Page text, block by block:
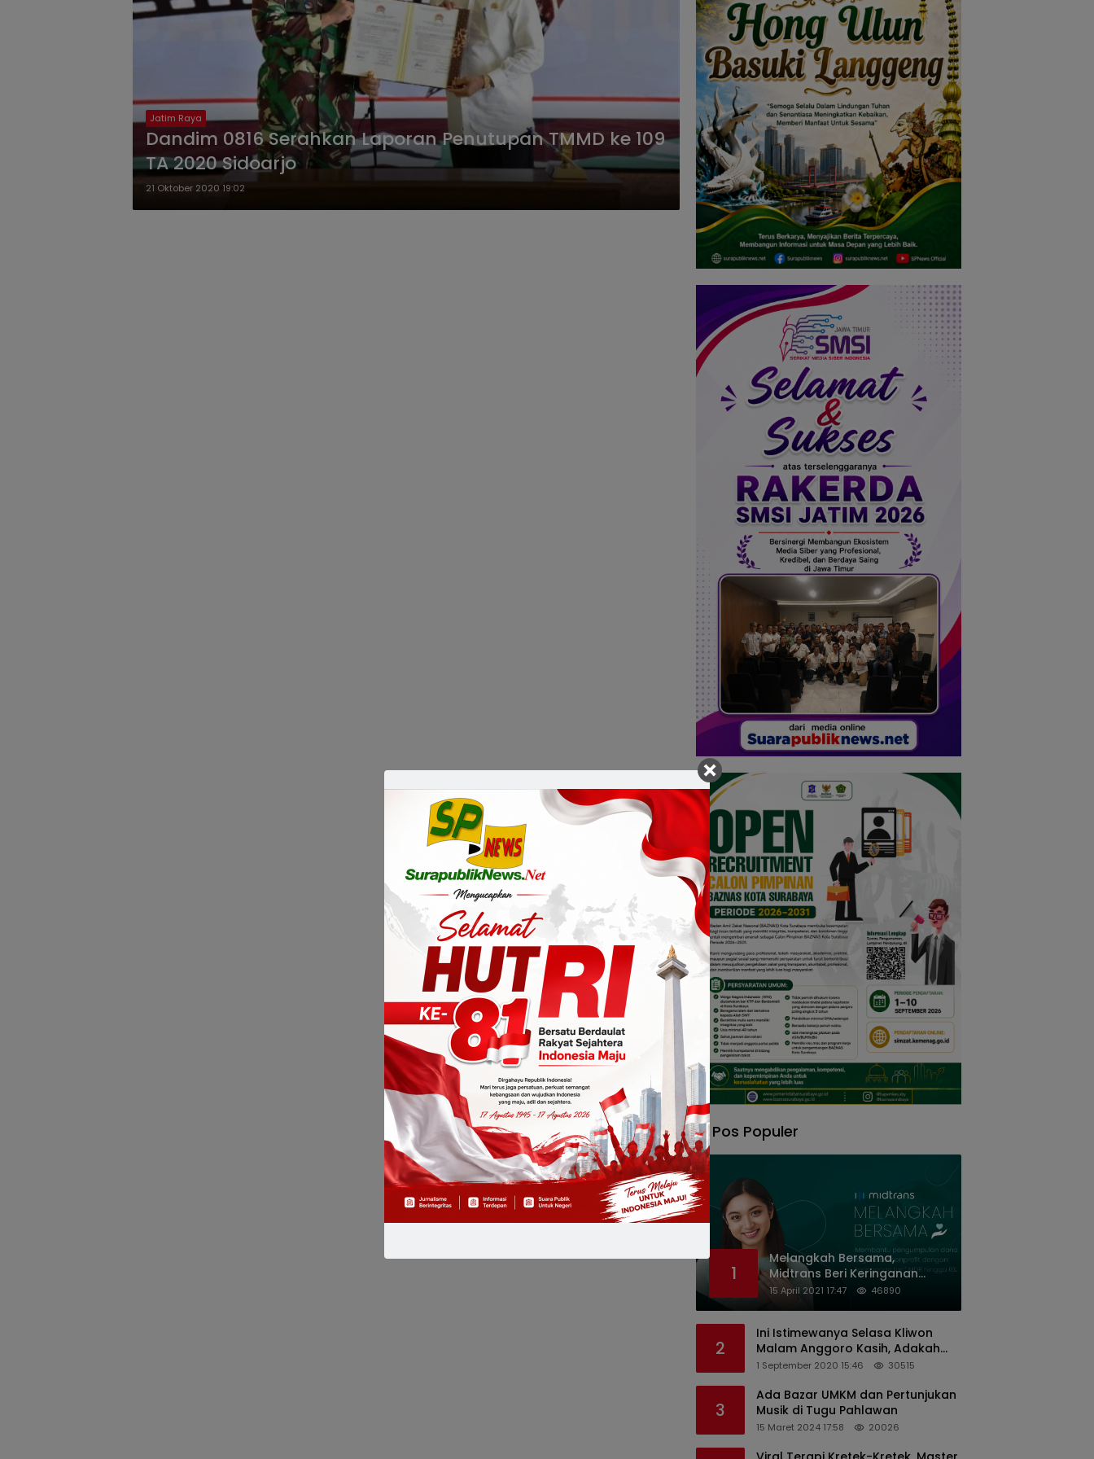
Jatim Raya
Dandim 0816 Serahkan Laporan Penutupan TMMD ke 109
TA 2020 Sidoarjo
21 Oktober 2020 19:02
Pos Populer
1
Melangkah Bersama,
Midtrans Beri Keringanan
Biaya Transaksi ke Organisasi
15 April 2021 17:47 46890
2
Ini Istimewanya Selasa Kliwon
Malam Anggoro Kasih, Adakah
Kaitannya dengan Keputusan
1 September 2020 15:46 30515
3
Ada Bazar UMKM dan Pertunjukan
Musik di Tugu Pahlawan
15 Maret 2024 17:58 20026